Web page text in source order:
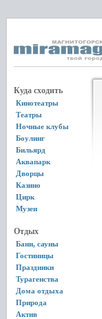
Куда сходить
Кинотеатры
Театры
Ночные клубы
Боулинг
Бильярд
Аквапарк
Дворцы
Казино
Цирк
Музеи
Отдых
Бани, сауны
Гостиницы
Праздники
Турагенства
Дома отдыха
Природа
Актив